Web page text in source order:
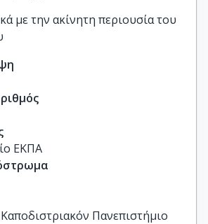
με την ακίνητη περιουσία του
ΕΚΠΑ
Πανεπιστήμιο